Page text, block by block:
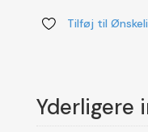
Tilføj til
Yderligere